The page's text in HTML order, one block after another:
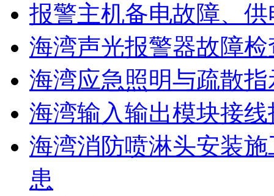
报警主机备电故障、
海湾声光报警器故障
海湾应急照明与疏散
海湾输入输出模块接
海湾消防喷淋头安装
患